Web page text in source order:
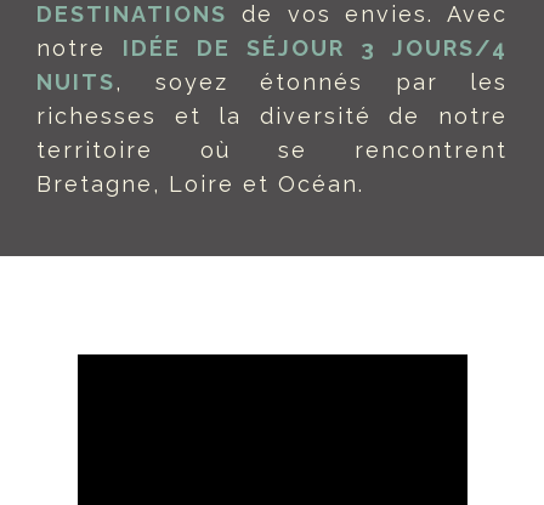
DESTINATIONS de vos envies. Avec
notre IDÉE DE SÉJOUR 3 JOURS/4
NUITS, soyez étonnés par les
richesses et la diversité de notre
territoire où se rencontrent
Bretagne, Loire et Océan.